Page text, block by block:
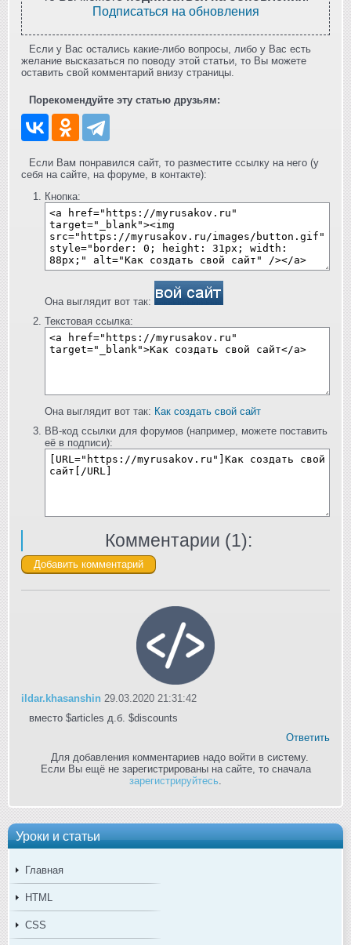
Уроки и статьи
Главная
HTML
CSS
Подписаться на обновления
Если у Вас остались какие-либо вопросы, либо у Вас есть
желание высказаться по поводу этой статьи, то Вы можете
оставить свой комментарий внизу страницы.
Порекомендуйте эту статью друзьям:
Если Вам понравился сайт, то разместите ссылку на него (у
себя на сайте, на форуме, в контакте):
Кнопка:
Она выглядит вот так:
Текстовая ссылка:
Она выглядит вот так: Как создать свой сайт
BB-код ссылки для форумов (например, можете поставить
её в подписи):
Комментарии (1):
ildar.khasanshin 29.03.2020 21:31:42
вместо $articles д.б. $discounts
Ответить
Для добавления комментариев надо войти в систему.
Если Вы ещё не зарегистрированы на сайте, то сначала
зарегистрируйтесь